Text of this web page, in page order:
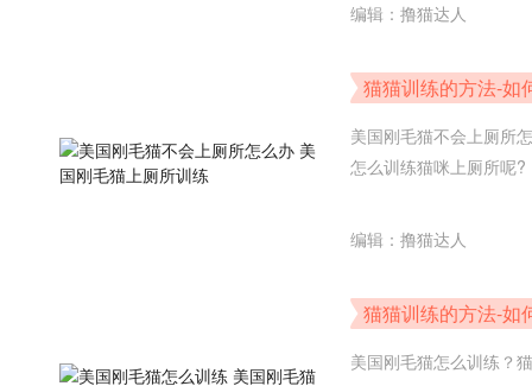
编辑：撸猫达人
猫猫训练的方法-如
美国刚毛猫不会上厕所
怎么训练猫咪上厕所呢?
编辑：撸猫达人
猫猫训练的方法-如
美国刚毛猫怎么训练？